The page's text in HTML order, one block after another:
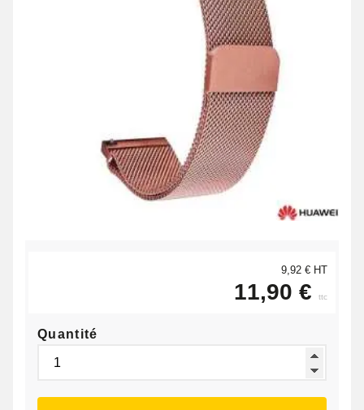
9,92 € HT
11,90 € ttc
Quantité